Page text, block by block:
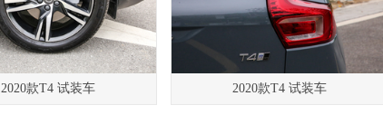
2020款T4 试装车 2020款T4 试装车